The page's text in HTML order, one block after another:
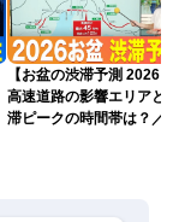
【お盆の渋滞予測 2026】
高速道路の影響エリアと
滞ピークの時間帯は？／